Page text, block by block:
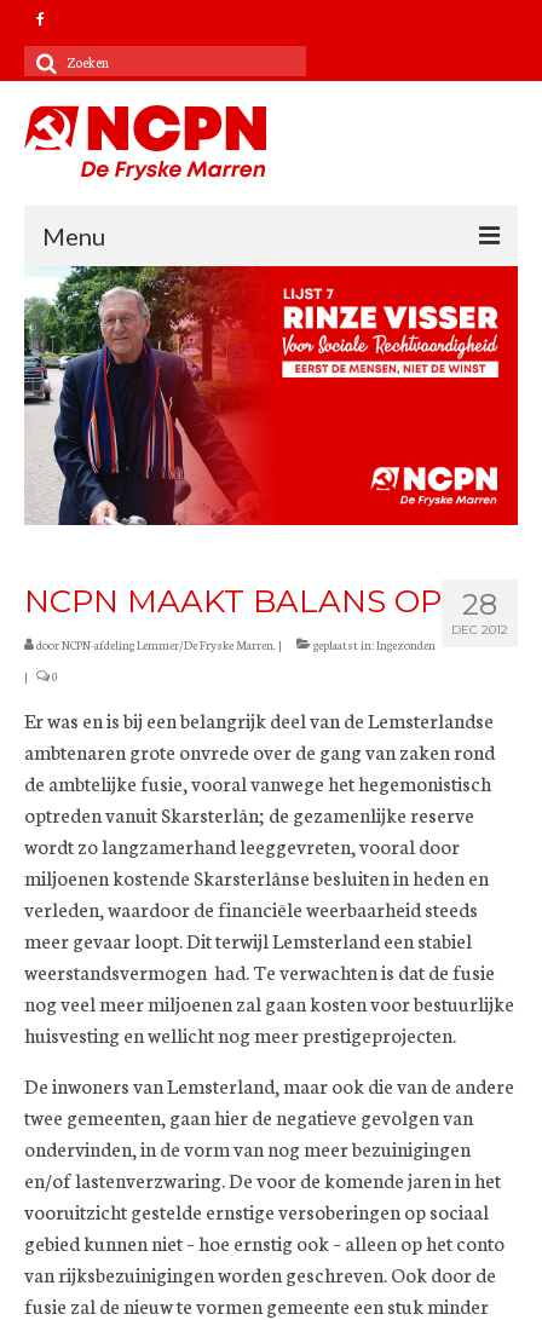
Zoeken
Menu
Contact
Kandidatenlijst 2022
Verkiezingsprogramma 2022
NCPN landelijk
28
DEC 2012
NCPN MAAKT BALANS OP
doorNCPN-afdeling Lemmer/De Fryske Marren. | geplaatst in:Ingezonden
|
0
Er was en is bij een belangrijk deel van de Lemsterlandse
ambtenaren grote onvrede over de gang van zaken rond
de ambtelijke fusie, vooral vanwege het hegemonistisch
optreden vanuit Skarsterlân; de gezamenlijke reserve
wordt zo langzamerhand leeggevreten, vooral door
miljoenen kostende Skarsterlânse besluiten in heden en
verleden, waardoor de financiële weerbaarheid steeds
meer gevaar loopt. Dit terwijl Lemsterland een stabiel
weerstandsvermogen had. Te verwachten is dat de fusie
nog veel meer miljoenen zal gaan kosten voor bestuurlijke
huisvesting en wellicht nog meer prestigeprojecten.
De inwoners van Lemsterland, maar ook die van de andere
twee gemeenten, gaan hier de negatieve gevolgen van
ondervinden, in de vorm van nog meer bezuinigingen
en/of lastenverzwaring. De voor de komende jaren in het
vooruitzicht gestelde ernstige versoberingen op sociaal
gebied kunnen niet – hoe ernstig ook – alleen op het conto
van rijksbezuinigingen worden geschreven. Ook door de
fusie zal de nieuw te vormen gemeente een stuk minder